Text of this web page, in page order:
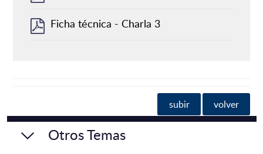
Ficha técnica - Charla 3
subir volver
Otros Temas